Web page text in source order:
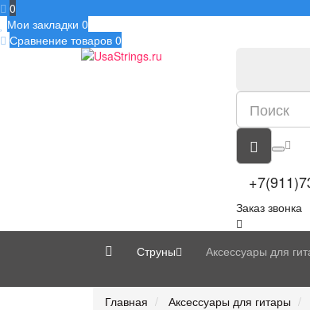
0
Мои закладки 0
Сравнение товаров 0
Заказ звонка
Струны Аксессуары для
Главная Аксессуары для гитары